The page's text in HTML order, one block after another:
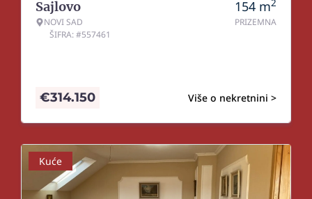
Sajlovo
NOVI SAD
ŠIFRA: #557461
154 m2
PRIZEMNA
Više o nekretnini >
€314.150
Kuće